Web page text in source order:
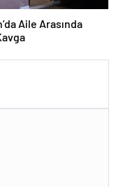
Aile Arasında